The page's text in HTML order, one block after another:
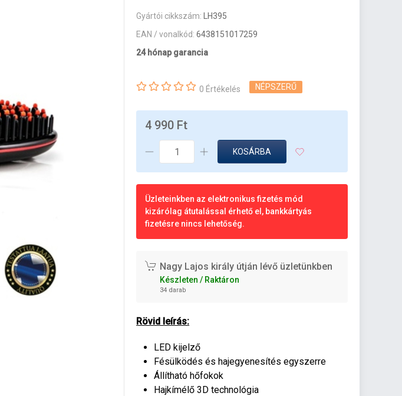
Gyártói cikkszám:
LH395
EAN / vonalkód:6438151017259
24 hónap garancia
0 Értékelés NÉPSZERŰ
4 990 Ft
KOSÁRBA
Üzleteinkben az elektronikus fizetés mód
kizárólag átutalással érhető el, bankkártyás
fizetésre nincs lehetőség.
Nagy Lajos király útján lévő üzletünkben
Készleten / Raktáron
34 darab
Rövid leírás:
LED kijelző
Fésülködés és hajegyenesítés egyszerre
Állítható hőfokok
Hajkímélő 3D technológia